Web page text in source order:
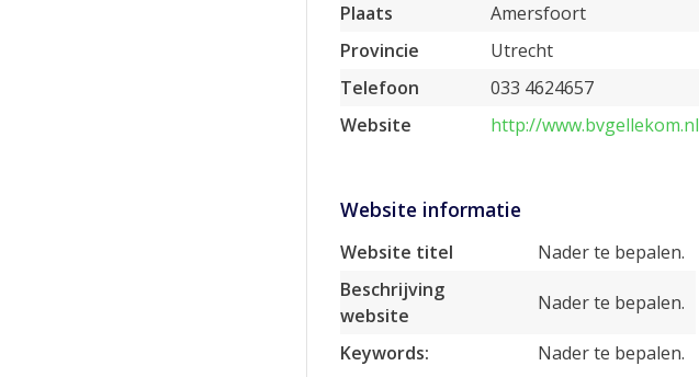
Plaats
Amersfoort
Provincie
Utrecht
Telefoon
033 4624657
Website
http://www.bvgellekom.nl
Website informatie
Website titel
Nader te bepalen.
Beschrijving
website
Nader te bepalen.
Keywords: Nader te bepalen.